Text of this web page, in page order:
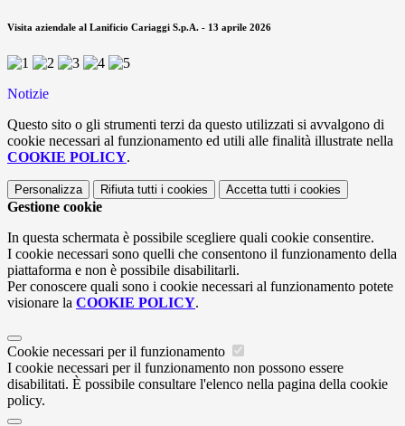
Visita aziendale al Lanificio Cariaggi S.p.A. - 13 aprile 2026
Notizie
Questo sito o gli strumenti terzi da questo utilizzati si avvalgono di
cookie necessari al funzionamento ed utili alle finalità illustrate nella
COOKIE POLICY.
Personalizza Rifiuta tutti i cookies Accetta tutti i cookies
Gestione cookie
In questa schermata è possibile scegliere quali cookie consentire.
I cookie necessari sono quelli che consentono il funzionamento della
piattaforma e non è possibile disabilitarli.
Per conoscere quali sono i cookie necessari al funzionamento potete
visionare la COOKIE POLICY.
Cookie necessari per il funzionamento
I cookie necessari per il funzionamento non possono essere
disabilitati. È possibile consultare l'elenco nella pagina della cookie
policy.